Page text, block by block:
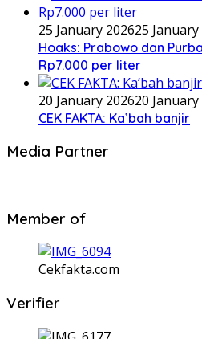
25 January 202625 January
Hoaks: Prabowo dan
Rp7.000 per liter
20 January 202620 January
CEK FAKTA: Ka’bah banjir
Media Partner
Member of
Cekfakta.com
Verifier